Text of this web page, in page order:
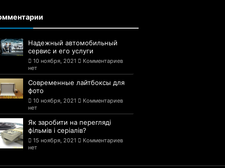
Надежный автомобильный
сервис и его услуги
10 ноября, 2021
Комментариев
нет
Современные лайтбоксы для
фото
10 ноября, 2021
Комментариев
нет
Як заробити на перегляді
фільмів і серіалів?
15 ноября, 2021
Комментариев
нет